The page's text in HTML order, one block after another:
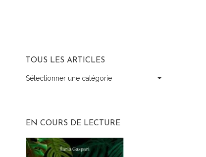
TOUS LES ARTICLES
Tous
Sélectionner une catégorie
EN COURS DE LECTURE